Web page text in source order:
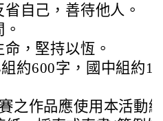
自己，善待他人。
，堅持以恆。
約600字，國中組約
之作品應使用本活動